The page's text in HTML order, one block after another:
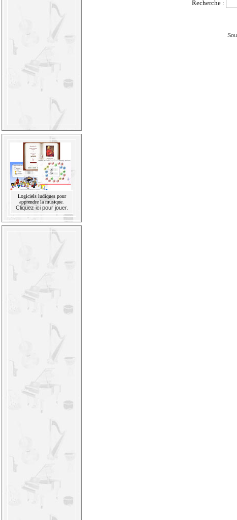
Logiciels ludiques pour
apprendre la musique.
Cliquez ici pour jouer.
Recherche :